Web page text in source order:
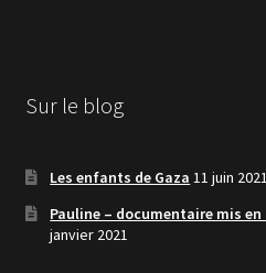
Sur le blog
Les enfants de Gaza 11 juin 2021
Pauline – documentaire mis
janvier 2021